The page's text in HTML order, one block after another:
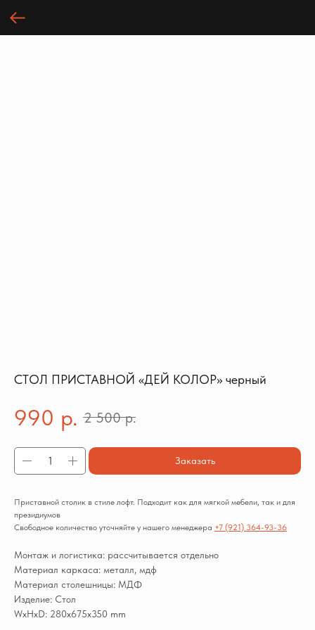
СТОЛ ПРИСТАВНОЙ «ДЕЙ КОЛОР» черный
990 р. 2 500 р.
Заказать
Приставной столик в стиле лофт. Подходит как для мягкой мебели, так и для
президиумов
Свободное количество уточняйте у нашего менеджера +7 (921) 364-93-36
Монтаж и логистика: рассчитывается отдельно
Материал каркаса: металл, мдф
Материал столешницы: МДФ
Изделие: Стол
WxHxD: 280x675x350 mm